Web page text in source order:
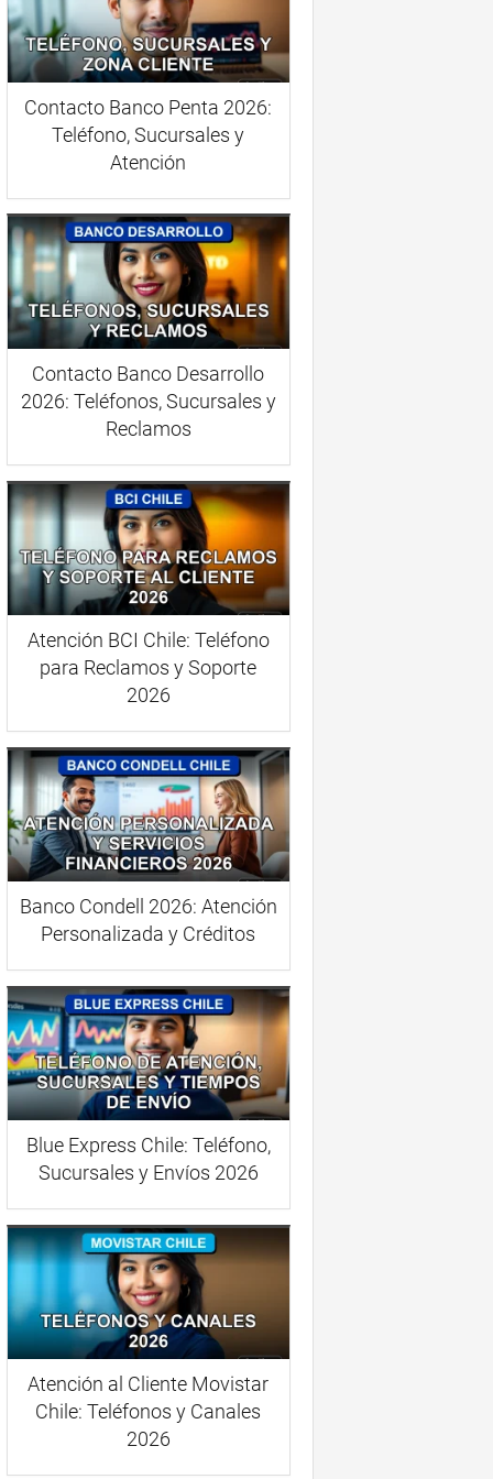
Contacto Banco Penta 2026:
Teléfono, Sucursales y
Atención
Contacto Banco Desarrollo
2026: Teléfonos, Sucursales y
Reclamos
Atención BCI Chile: Teléfono
para Reclamos y Soporte
2026
Banco Condell 2026: Atención
Personalizada y Créditos
Blue Express Chile: Teléfono,
Sucursales y Envíos 2026
Atención al Cliente Movistar
Chile: Teléfonos y Canales
2026